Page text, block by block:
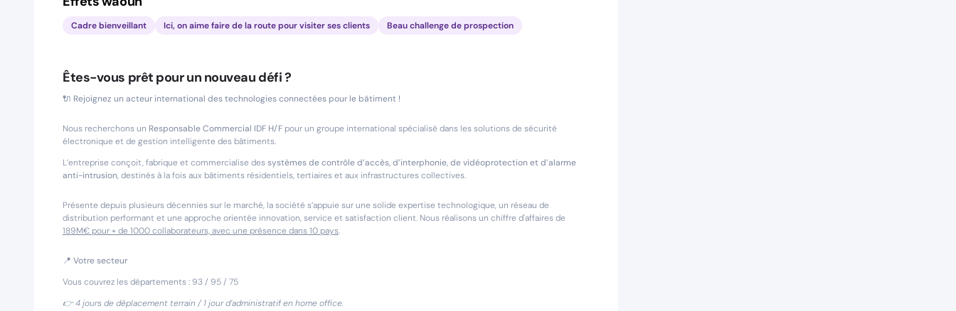
Cadre bienveillant Ici, on aime faire de la route pour visiter ses clients Beau challenge de prospection
Êtes-vous prêt pour un nouveau défi ?
🔌 Rejoignez un acteur international des technologies connectées pour le bâtiment !
Nous recherchons un Responsable Commercial IDF H/F pour un groupe international spécialisé dans les solutions de sécurité
électronique et de gestion intelligente des bâtiments.
L’entreprise conçoit, fabrique et commercialise dessystèmes de contrôle d’accès, d’interphonie, de vidéoprotection et d’alarme
anti-intrusion, destinés à la fois aux bâtiments résidentiels, tertiaires et aux infrastructures collectives.
Présente depuis plusieurs décennies sur le marché, la société s’appuie sur une solide expertise technologique, un réseau de
distribution performant et une approche orientée innovation, service et satisfaction client. Nous réalisons un chiffre d'affaires de
189M€ pour + de 1000 collaborateurs, avec une présence dans 10 pays.
📍 Votre secteur
Vous couvrez les départements : 93 / 95 / 75
👉 4 jours de déplacement terrain / 1 jour d’administratif en home office.